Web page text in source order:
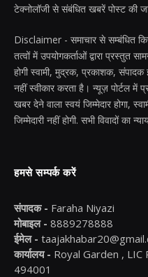
टेक्नोलॉजी से संबंधित खबरें पोस्ट की
Disclaimer - समाचार से सम्बंधित
तत्वों में उपयोगकर्ताओं द्वारा प्रस्तुत
होगी स्वामी, मुद्रक, प्रकाशक, संपादक
नहीं स्वीकार करता है। न्यूज़ पोर्टल में
खबर देने वाला स्वयं जिम्मेदार होगा,
जिम्मेदारी नहीं होगी. सभी विवादों का
हमसे सम्पर्क करें
संपादक - Faraha Niyazi
मोबाइल - 8889278888
ईमेल -
कार्यालय - Royal Garden , LIC
494001